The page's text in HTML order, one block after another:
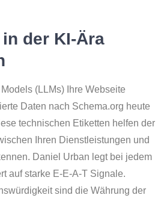
der KI-Ära
(LLMs) Ihre Webseite
Daten nach Schema.org heute
technischen Etiketten helfen der
Ihren Dienstleistungen und
Daniel Urban legt bei jedem
auf starke E-E-A-T Signale.
sind die Währung der